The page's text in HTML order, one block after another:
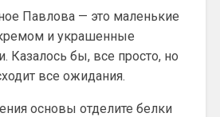
Павлова — это маленькие
и украшенные
Казалось бы, все просто, но
все ожидания.
основы отделите белки